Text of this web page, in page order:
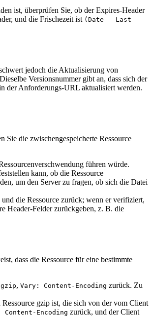
ist, überprüfen Sie, ob der Expires-Header
und die Frischezeit ist (Date - Last-
jedoch die Aktualisierung von
Versionsnummer gibt an, dass sich der
der Anforderungs-URL aktualisiert werden.
Sie die zwischengespeicherte Ressource
führen würde.
kann, ob die Ressource
um den Server zu fragen, ob sich die Datei
die Ressource zurück; wenn er verifiziert,
Header-Felder zurückgeben, z. B. die
dass die Ressource für eine bestimmte
, Vary: Content-Encoding zurück. Zu
gzip ist, die sich von der vom Client
Content-Encoding zurück, und der Client